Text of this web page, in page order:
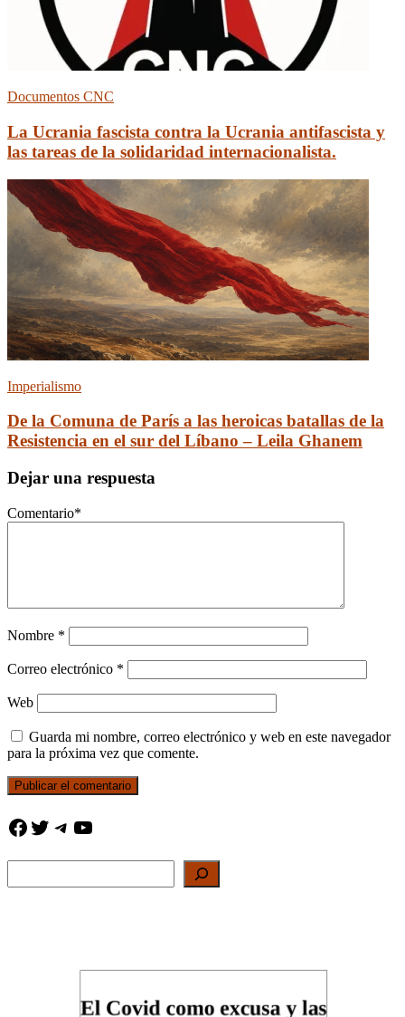
Documentos CNC
La Ucrania fascista contra la Ucrania antifascista y
las tareas de la solidaridad internacionalista.
Imperialismo
De la Comuna de París a las heroicas batallas de la
Resistencia en el sur del Líbano – Leila Ghanem
Dejar una respuesta
Comentario*
Nombre *
Correo electrónico *
Web
Guarda mi nombre, correo electrónico y web en este navegador
para la próxima vez que comente.
Facebook
Twitter
Telegram
YouTube